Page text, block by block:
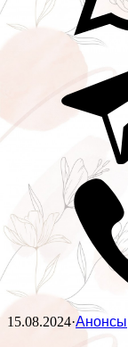
15.08.2024·Анонсы